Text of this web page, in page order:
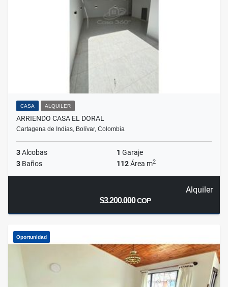
CASA ALQUILER
ARRIENDO CASA EL DORAL
Cartagena de Indias, Bolívar, Colombia
3Alcobas 1 Garaje
3 Baños 112Área m2
Alquiler
$3.200.000COP
Oportunidad